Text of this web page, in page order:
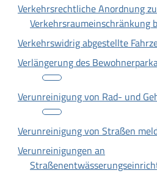
Verkehrsrechtliche Anordnung
Verkehrsraumeinschränkung
Verkehrswidrig abgestellte
Verlängerung des
Verunreinigung von Rad- und
Verunreinigung von Straßen
Verunreinigungen an